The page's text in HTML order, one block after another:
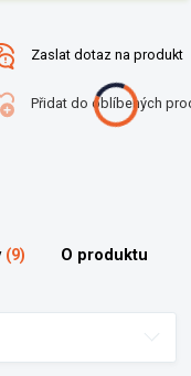
Zaslat dotaz na produkt
Přidat do oblíbených
(9) O produktu